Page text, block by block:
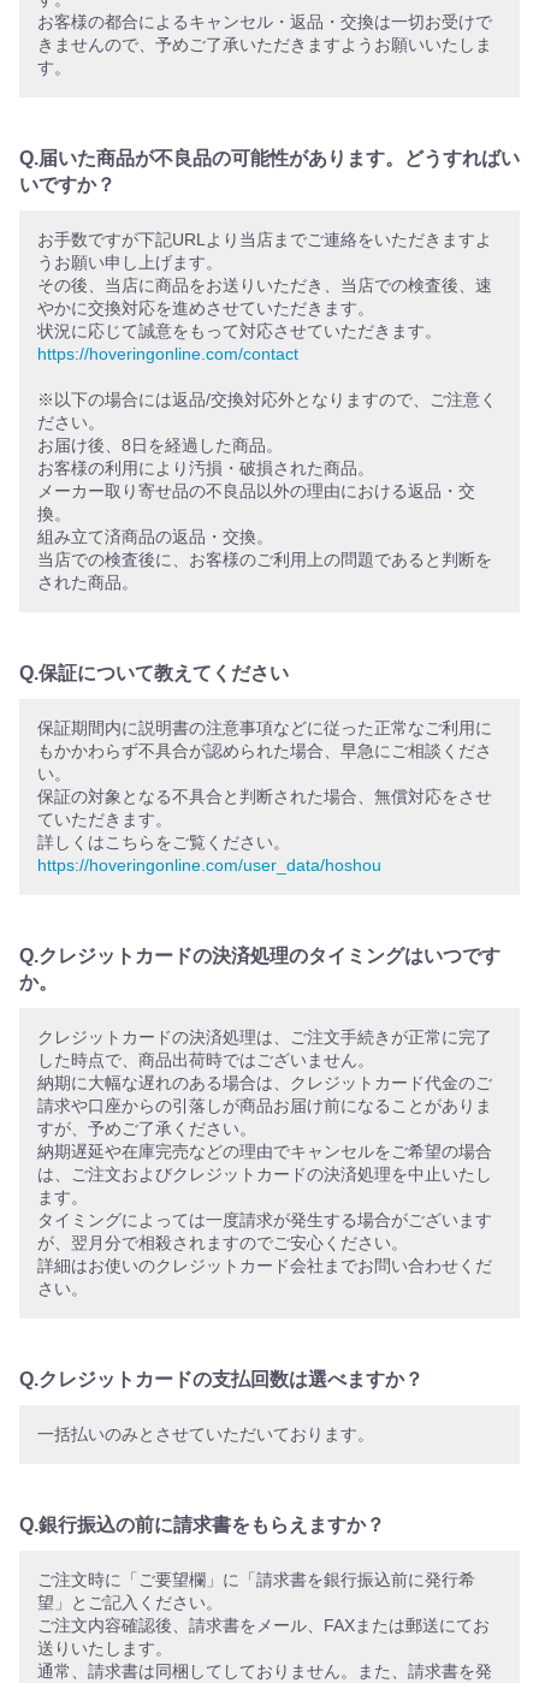
お客様の都合によるキャンセル・返品・交換は一切お受けで
きませんので、予めご了承いただきますようお願いいたしま
す。
Q.届いた商品が不良品の可能性があります。どうすればい
いですか？
お手数ですが下記URLより当店までご連絡をいただきますよ
うお願い申し上げます。
その後、当店に商品をお送りいただき、当店での検査後、速
やかに交換対応を進めさせていただきます。
状況に応じて誠意をもって対応させていただきます。
https://hoveringonline.com/contact
※以下の場合には返品/交換対応外となりますので、ご注意く
ださい。
お届け後、8日を経過した商品。
お客様の利用により汚損・破損された商品。
メーカー取り寄せ品の不良品以外の理由における返品・交
換。
組み立て済商品の返品・交換。
当店での検査後に、お客様のご利用上の問題であると判断を
された商品。
Q.保証について教えてください
保証期間内に説明書の注意事項などに従った正常なご利用に
もかかわらず不具合が認められた場合、早急にご相談くださ
い。
保証の対象となる不具合と判断された場合、無償対応をさせ
ていただきます。
詳しくはこちらをご覧ください。
https://hoveringonline.com/user_data/hoshou
Q.クレジットカードの決済処理のタイミングはいつです
か。
クレジットカードの決済処理は、ご注文手続きが正常に完了
した時点で、商品出荷時ではございません。
納期に大幅な遅れのある場合は、クレジットカード代金のご
請求や口座からの引落しが商品お届け前になることがありま
すが、予めご了承ください。
納期遅延や在庫完売などの理由でキャンセルをご希望の場合
は、ご注文およびクレジットカードの決済処理を中止いたし
ます。
タイミングによっては一度請求が発生する場合がございます
が、翌月分で相殺されますのでご安心ください。
詳細はお使いのクレジットカード会社までお問い合わせくだ
さい。
Q.クレジットカードの支払回数は選べますか？
一括払いのみとさせていただいております。
Q.銀行振込の前に請求書をもらえますか？
ご注文時に「ご要望欄」に「請求書を銀行振込前に発行希
望」とご記入ください。
ご注文内容確認後、請求書をメール、FAXまたは郵送にてお
送りいたします。
通常、請求書は同梱してしておりません。また、請求書を発